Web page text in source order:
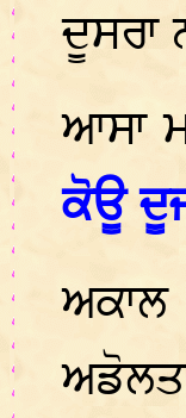
ਦੂਸਰਾ
ਆਸਾ
ਕੋਊ